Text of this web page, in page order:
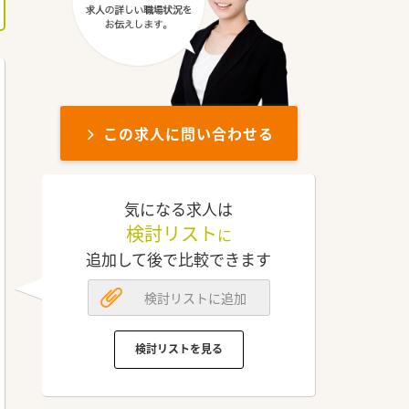
この求人に問い合わせる
気になる求人は
検討リスト に
追加して後で比較できます
検討リストに追加
検討リストを見る